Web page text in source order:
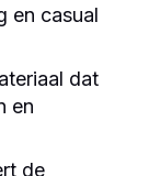
en casual
dat
en
de